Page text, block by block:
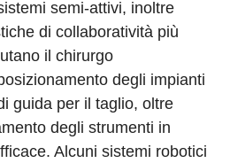
semi-attivi, inoltre
di collaboratività più
il chirurgo
degli impianti
guida per il taglio, oltre
degli strumenti in
Alcuni sistemi robotici